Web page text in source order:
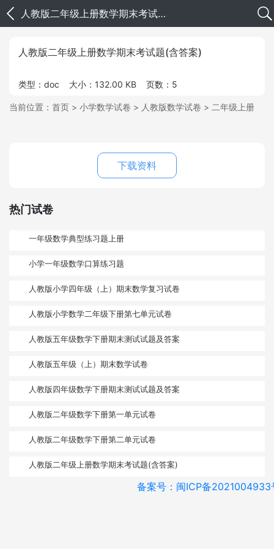
人教版二年级上册数学期末考试题(含答案)
人教版二年级上册数学期末考试题(含答案)
类型：doc 大小：132.00 KB 页数：5
当前位置： 首页 > 小学数学试卷 > 人教版数学试卷 > 二年级上册
下载资料
热门试卷
一年级数学典型练习题上册
小学一年级数学口算练习题
人教版小学四年级（上）期末数学复习试卷
人教版小学数学二年级下册第七单元试卷
人教版五年级数学下册期末测试试题及答案
人教版五年级（上）期末数学试卷
人教版四年级数学下册期末测试试题及答案
人教版二年级数学下册第一单元试卷
人教版二年级数学下册第二单元试卷
人教版二年级上册数学期末考试题(含答案)
备案号：闽ICP备2021004933